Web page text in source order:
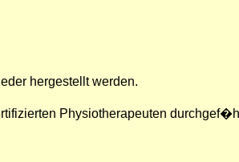
hergestellt werden.
Physiotherapeuten